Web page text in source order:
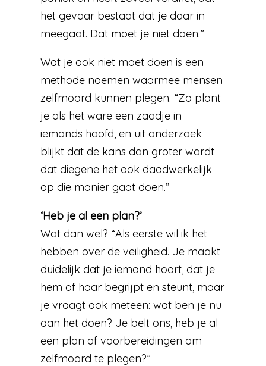
het gevaar bestaat dat je daar in
meegaat. Dat moet je niet doen.”
Wat je ook niet moet doen is een
methode noemen waarmee mensen
zelfmoord kunnen plegen. “Zo plant
je als het ware een zaadje in
iemands hoofd, en uit onderzoek
blijkt dat de kans dan groter wordt
dat diegene het ook daadwerkelijk
op die manier gaat doen.”
‘Heb je al een plan?’
Wat dan wel? “Als eerste wil ik het
hebben over de veiligheid. Je maakt
duidelijk dat je iemand hoort, dat je
hem of haar begrijpt en steunt, maar
je vraagt ook meteen: wat ben je nu
aan het doen? Je belt ons, heb je al
een plan of voorbereidingen om
zelfmoord te plegen?”